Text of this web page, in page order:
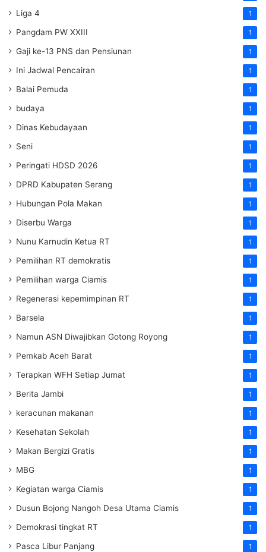
Liga 4 1
Pangdam PW XXIII 1
Gaji ke-13 PNS dan Pensiunan 1
Ini Jadwal Pencairan 1
Balai Pemuda 1
budaya 1
Dinas Kebudayaan 1
Seni 1
Peringati HDSD 2026 1
DPRD Kabupaten Serang 1
Hubungan Pola Makan 1
Diserbu Warga 1
Nunu Karnudin Ketua RT 1
Pemilihan RT demokratis 1
Pemilihan warga Ciamis 1
Regenerasi kepemimpinan RT 1
Barsela 1
Namun ASN Diwajibkan Gotong Royong 1
Pemkab Aceh Barat 1
Terapkan WFH Setiap Jumat 1
Berita Jambi 1
keracunan makanan 1
Kesehatan Sekolah 1
Makan Bergizi Gratis 1
MBG 1
Kegiatan warga Ciamis 1
Dusun Bojong Nangoh Desa Utama Ciamis 1
Demokrasi tingkat RT 1
Pasca Libur Panjang 1